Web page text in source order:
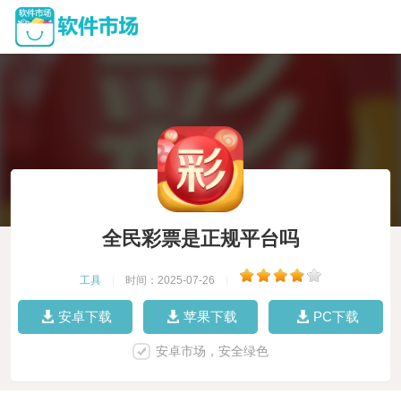
全民彩票是正规平台吗
工具 时间：2025-07-26
安卓下载 苹果下载 PC下载
安卓市场，安全绿色